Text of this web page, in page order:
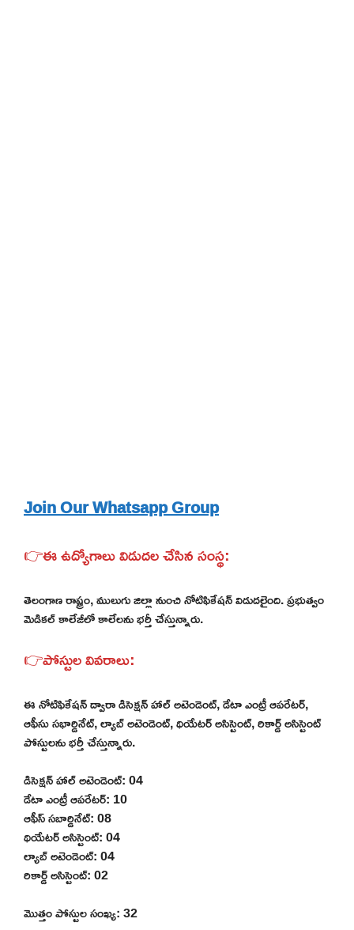
Join Our Whatsapp Group
👉ఈ ఉద్యోగాలు విడుదల చేసిన సంస్థ:
తెలంగాణ రాష్ట్రం, ములుగు జిల్లా నుంచి నోటిఫికేషన్ విడుదలైంది. ప్రభుత్వం
మెడికల్ కాలేజీలో కాలేలను భర్తీ చేస్తున్నారు.
👉పోస్టుల వివరాలు:
ఈ నోటిఫికేషన్ ద్వారా డిసెక్షన్ హాల్ అటెండెంట్, డేటా ఎంట్రీ ఆపరేటర్,
ఆఫీసు సభార్డినేట్, ల్యాబ్ అటెండెంట్, థియేటర్ అసిస్టెంట్, రికార్డ్ అసిస్టెంట్
పోస్టులను భర్తీ చేస్తున్నారు.
డిసెక్షన్ హాల్ అటెండెంట్: 04
డేటా ఎంట్రీ ఆపరేటర్: 10
ఆఫీస్ సబార్డినేట్: 08
థియేటర్ అసిస్టెంట్: 04
ల్యాబ్ అటెండెంట్: 04
రికార్డ్ అసిస్టెంట్: 02
మొత్తం పోస్టుల సంఖ్య: 32